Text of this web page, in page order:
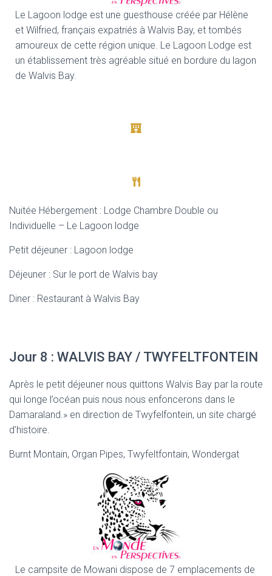
Le Lagoon lodge est une guesthouse créée par Hélène
et Wilfried, français expatriés à Walvis Bay, et tombés
amoureux de cette région unique. Le Lagoon Lodge est
un établissement très agréable situé en bordure du lagon
de Walvis Bay.
Nuitée Hébergement : Lodge Chambre Double ou
Individuelle – Le Lagoon lodge
Petit déjeuner : Lagoon lodge
Déjeuner : Sur le port de Walvis bay
Diner : Restaurant à Walvis Bay
Jour 8 : WALVIS BAY / TWYFELTFONTEIN
Après le petit déjeuner nous quittons Walvis Bay par la route
qui longe l’océan puis nous nous enfoncerons dans le
Damaraland.» en direction de Twyfelfontein, un site chargé
d’histoire.
Burnt Montain, Organ Pipes, Twyfeltfontain, Wondergat
Le campsite de Mowani dispose de 7 emplacements de